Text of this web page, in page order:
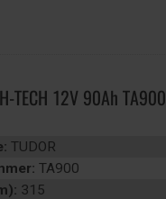
TECH 12V 90Ah TA900
TUDOR
TA900
315